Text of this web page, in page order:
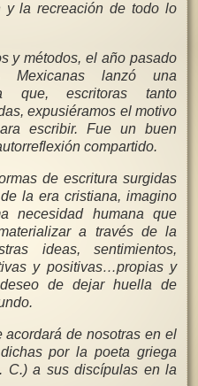
y la recreación de todo lo
y métodos, el año pasado
lanzó una
que, escritoras tanto
expusiéramos el motivo
escribir. Fue un buen
compartido.
de escritura surgidas
la era cristiana, imagino
necesidad humana que
a través de la
ideas, sentimientos,
y positivas…propias y
de dejar huella de
acordará de nosotras en el
por la poeta griega
C.) a sus discípulas en la